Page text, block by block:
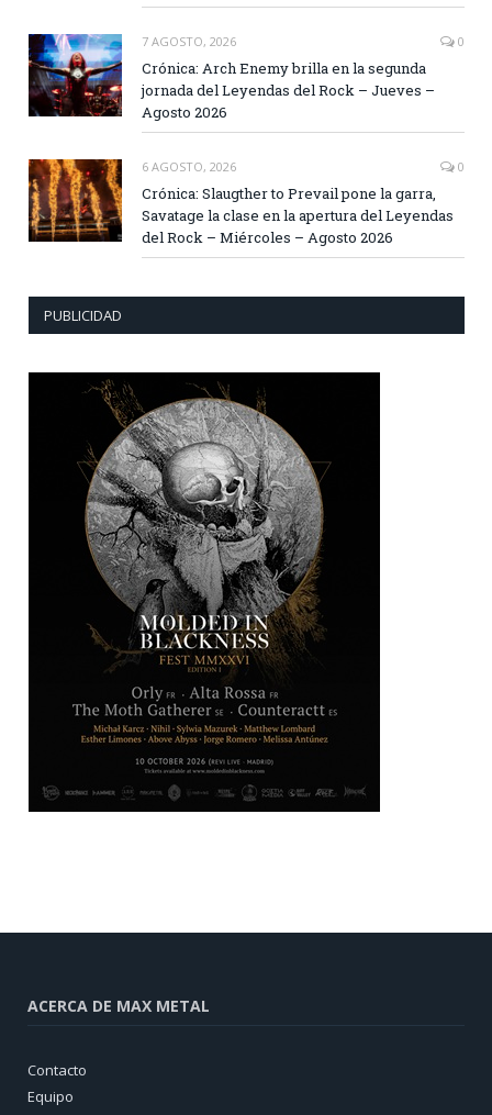
7 AGOSTO, 2026 0
Crónica: Arch Enemy brilla en la segunda
jornada del Leyendas del Rock – Jueves –
Agosto 2026
6 AGOSTO, 2026 0
Crónica: Slaugther to Prevail pone la garra,
Savatage la clase en la apertura del Leyendas
del Rock – Miércoles – Agosto 2026
PUBLICIDAD
ACERCA DE MAX METAL
Contacto
Equipo